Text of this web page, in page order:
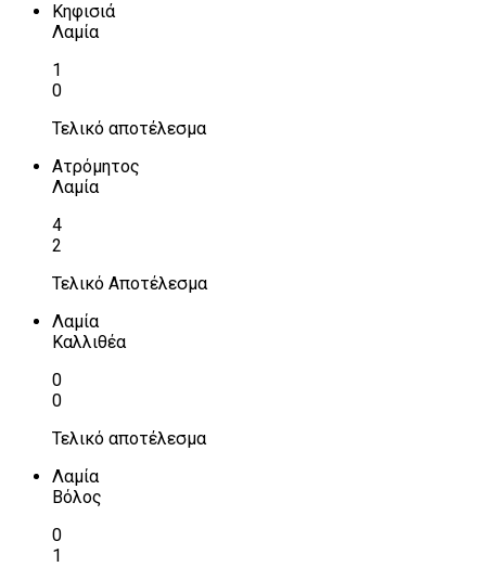
Κηφισιά
Λαμία
1
0
Τελικό αποτέλεσμα
Ατρόμητος
Λαμία
4
2
Τελικό Αποτέλεσμα
Λαμία
Καλλιθέα
0
0
Τελικό αποτέλεσμα
Λαμία
Βόλος
0
1